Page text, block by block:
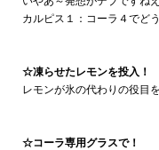
カルピス１：コーラ４でど
☆凍らせたレモンを投入！
レモンが氷の代わりの役目
☆コーラ専用グラスで！